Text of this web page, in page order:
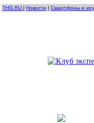
THG.RU | Новости | Смартфоны и